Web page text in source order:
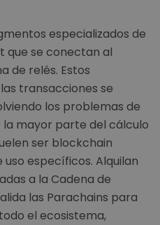
especializados de
que se conectan al
de relés. Estos
transacciones se
los problemas de
mayor parte del cálculo
ser blockchain
específicos. Alquilan
a la Cadena de
las Parachains para
el ecosistema,